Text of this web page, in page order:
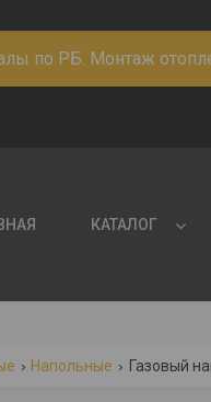
по РБ. Монтаж
КАТАЛОГ
Напольные Газовый